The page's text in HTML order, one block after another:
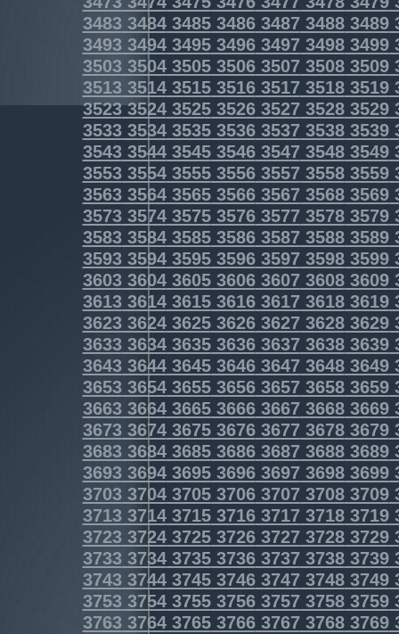
3483348434853486348734883489
3493349434953496349734983499
3503350435053506350735083509
3513351435153516351735183519
3523352435253526352735283529
3533353435353536353735383539
3543354435453546354735483549
3553355435553556355735583559
3563356435653566356735683569
3573357435753576357735783579
3583358435853586358735883589
3593359435953596359735983599
3603360436053606360736083609
3613361436153616361736183619
3623362436253626362736283629
3633363436353636363736383639
3643364436453646364736483649
3653365436553656365736583659
3663366436653666366736683669
3673367436753676367736783679
3683368436853686368736883689
3693369436953696369736983699
3703370437053706370737083709
3713371437153716371737183719
3723372437253726372737283729
3733373437353736373737383739
3743374437453746374737483749
3753375437553756375737583759
3763376437653766376737683769